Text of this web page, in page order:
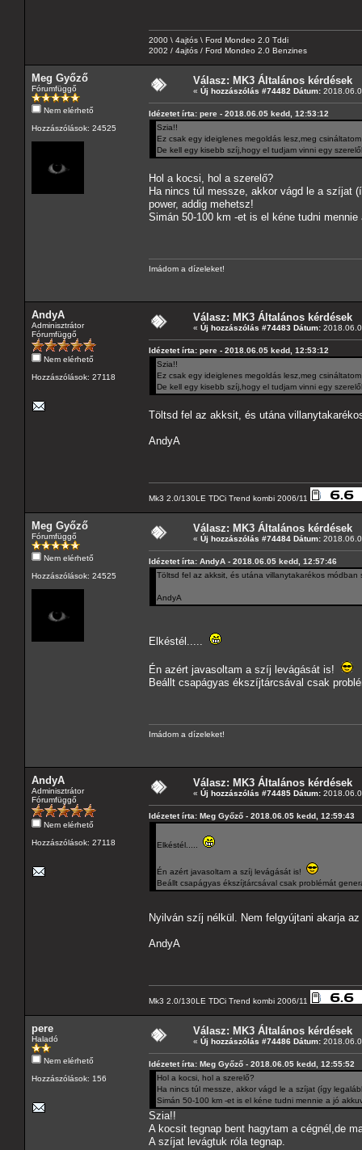
2000 \ 4ajtós \ Ford Mondeo 2.0 Tddi
2002 / 4ajtós / Ford Mondeo 2.0 Benzines
Meg Győző
Fórumfüggő
Nem elérhető
Hozzászólások: 24525
Válasz: MK3 Általános kérdések
« Új hozzászólás #74482 Dátum:
Idézetet írta: pere - 2018.06.05 kedd, 12:53:12
Szia!!
Ez csak egy ideiglenes megoldás lesz,meg
De kell egy kisebb szíj,hogy el tudjam vinni egy
Hol a kocsi, hol a szerelő?
Ha nincs túl messze, akkor vágd le a szíjat
power, addig mehetsz!
Simán 50-100 km -et is el kéne tudni
Imádom a dízeleket!
AndyA
Adminisztrátor
Fórumfüggő
Nem elérhető
Hozzászólások: 27118
Válasz: MK3 Általános kérdések
« Új hozzászólás #74483 Dátum:
Idézetet írta: pere - 2018.06.05 kedd, 12:53:12
Szia!!
Ez csak egy ideiglenes megoldás lesz,meg
De kell egy kisebb szíj,hogy el tudjam vinni egy
Töltsd fel az akksit, és utána
AndyA
Mk3 2.0/130LE TDCi Trend kombi 2006/11
Meg Győző
Fórumfüggő
Nem elérhető
Hozzászólások: 24525
Válasz: MK3 Általános kérdések
« Új hozzászólás #74484 Dátum:
Idézetet írta: AndyA - 2018.06.05 kedd, 12:57:46
Töltsd fel az akksit, és utána villanytakarékos módban
AndyA
Elkéstél.....
Én azért javasoltam a szíj levágását is!
Beállt csapágyas ékszíjtárcsával csak
Imádom a dízeleket!
AndyA
Adminisztrátor
Fórumfüggő
Nem elérhető
Hozzászólások: 27118
Válasz: MK3 Általános kérdések
« Új hozzászólás #74485 Dátum:
Idézetet írta: Meg Győző - 2018.06.05 kedd, 12:59:43
Elkéstél.....
Én azért javasoltam a szíj levágását is!
Beállt csapágyas ékszíjtárcsával csak problémát
Nyilván szíj nélkül. Nem felgyújtani akarja
AndyA
Mk3 2.0/130LE TDCi Trend kombi 2006/11
pere
Haladó
Nem elérhető
Hozzászólások: 156
Válasz: MK3 Általános kérdések
« Új hozzászólás #74486 Dátum:
Idézetet írta: Meg Győző - 2018.06.05 kedd, 12:55:52
Hol a kocsi, hol a szerelő?
Ha nincs túl messze, akkor vágd le a szíjat (így
Simán 50-100 km -et is el kéne tudni mennie a jó
Szia!!
A kocsit tegnap bent hagytam a cégnél,de
A szíjat levágtuk róla tegnap.